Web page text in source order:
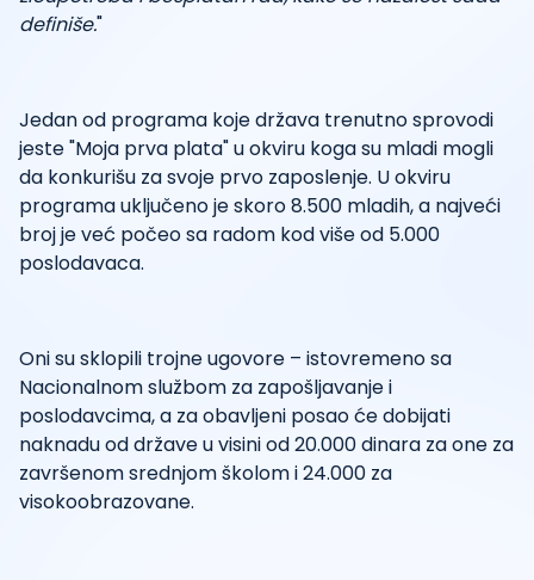
definiše."
Jedan od programa koje država trenutno sprovodi
jeste "Moja prva plata" u okviru koga su mladi mogli
da konkurišu za svoje prvo zaposlenje. U okviru
programa uključeno je skoro 8.500 mladih, a najveći
broj je već počeo sa radom kod više od 5.000
poslodavaca.
Oni su sklopili trojne ugovore – istovremeno sa
Nacionalnom službom za zapošljavanje i
poslodavcima, a za obavljeni posao će dobijati
naknadu od države u visini od 20.000 dinara za one za
završenom srednjom školom i 24.000 za
visokoobrazovane.